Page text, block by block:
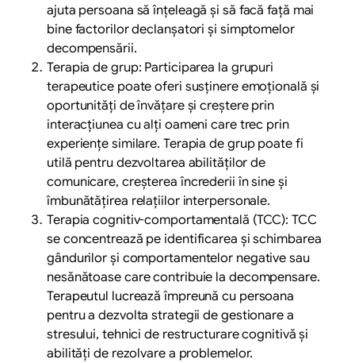
ajuta persoana să înțeleagă și să facă față mai
bine factorilor declanșatori și simptomelor
decompensării.
Terapia de grup: Participarea la grupuri
terapeutice poate oferi susținere emoțională și
oportunități de învățare și creștere prin
interacțiunea cu alți oameni care trec prin
experiențe similare. Terapia de grup poate fi
utilă pentru dezvoltarea abilităților de
comunicare, creșterea încrederii în sine și
îmbunătățirea relațiilor interpersonale.
Terapia cognitiv-comportamentală (TCC): TCC
se concentrează pe identificarea și schimbarea
gândurilor și comportamentelor negative sau
nesănătoase care contribuie la decompensare.
Terapeutul lucrează împreună cu persoana
pentru a dezvolta strategii de gestionare a
stresului, tehnici de restructurare cognitivă și
abilități de rezolvare a problemelor.